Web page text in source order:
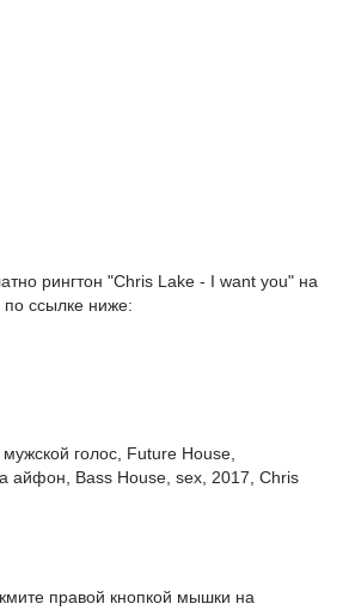
рингтон "Chris Lake - I want you" на
ссылке ниже:
голос, Future House,
айфон, Bass House, sex, 2017, Chris
правой кнопкой мышки на